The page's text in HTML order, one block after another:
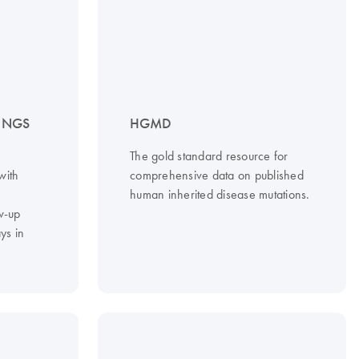
up
in
HGMD
The gold standard resource for
comprehensive data on published
human inherited disease mutations.